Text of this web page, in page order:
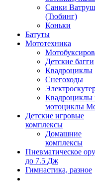
Санки
(Тюбинг)
Коньки
Батуты
Мототехника
Детские багги
Квадроциклы
Снегоходы
Квадроциклы
мотоциклы
Детские игровые
комплексы
Домашние
комплексы
Пневматическое
до 7.5 Дж
Гимнастика, разное